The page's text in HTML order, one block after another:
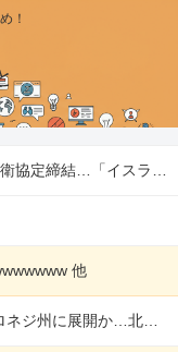
！
サウジ・パキスタン・トルコ3カ国が共同防衛協定締結…「イスラム版NATO」指摘も！ 他
他
北朝鮮の弾道ミサイル部隊、ロシアのヴォロネジ州に展開か…北朝鮮は本質的にウクライナと戦争状態に！ 他